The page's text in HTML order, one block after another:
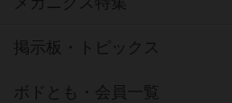
掲示板・トピックス
ボドとも・会員一覧